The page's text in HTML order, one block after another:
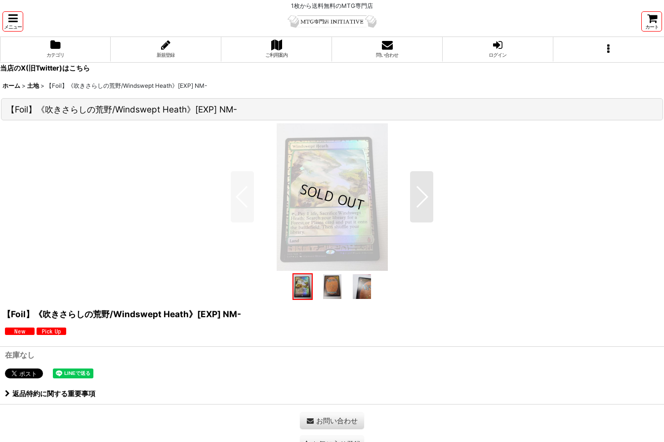
1枚から送料無料のMTG専門店
メニュー カート
カテゴリ 新規登録 ご利用案内 問い合わせ ログイン
当店のX(旧Twitter)はこちら
ホーム > 土地 > 【Foil】《吹きさらしの荒野/Windswept Heath》[EXP] NM-
【Foil】《吹きさらしの荒野/Windswept Heath》[EXP] NM-
【Foil】《吹きさらしの荒野/Windswept Heath》[EXP] NM-
在庫なし
返品特約に関する重要事項
お問い合わせ